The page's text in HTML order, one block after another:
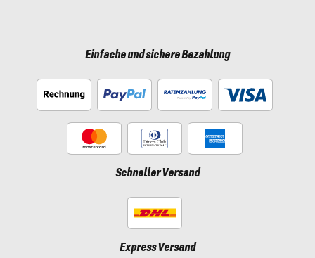
Einfache und sichere Bezahlung
Schneller Versand
Express Versand